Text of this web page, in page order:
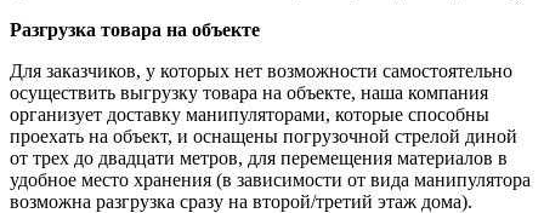
Разгрузка товара на объекте
Для заказчиков, у которых нет возможности самостоятельно
осуществить выгрузку товара на объекте, наша компания
организует доставку манипуляторами, которые способны
проехать на объект, и оснащены погрузочной стрелой диной
от трех до двадцати метров, для перемещения материалов в
удобное место хранения (в зависимости от вида манипулятора
возможна разгрузка сразу на второй/третий этаж дома).